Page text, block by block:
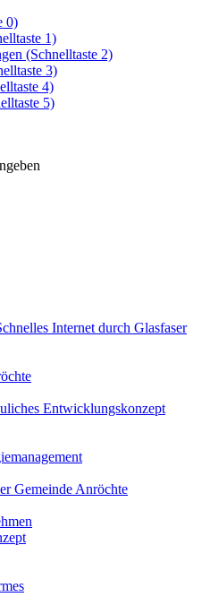
0)
1)
(Schnelltaste 2)
3)
4)
5)
Internet durch Glasfaser
Entwicklungskonzept
Gemeinde Anröchte